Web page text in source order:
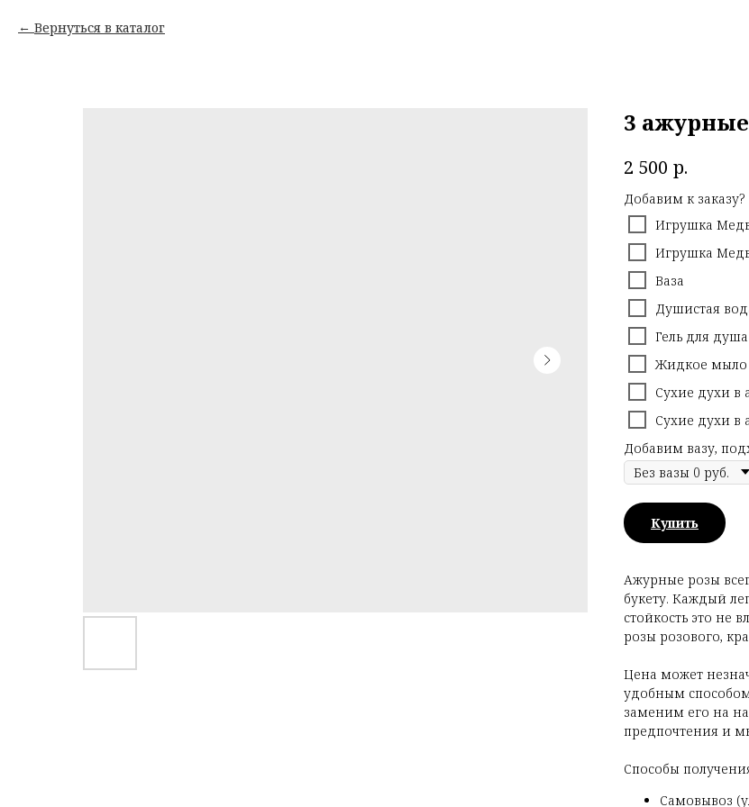
Вернуться в каталог
3
2 500 р.
Добавим к заказу?
Игрушка
Игрушка
Ваза
Душистая
Гель для
Жидкое мыло
Сухие духи в
Сухие духи в
Добавим вазу,
Купить
Ажурные розы
букету. Каждый
стойкость это не
розы розового,
Цена может
удобным
заменим его на
предпочтения и
Способы
Самовывоз